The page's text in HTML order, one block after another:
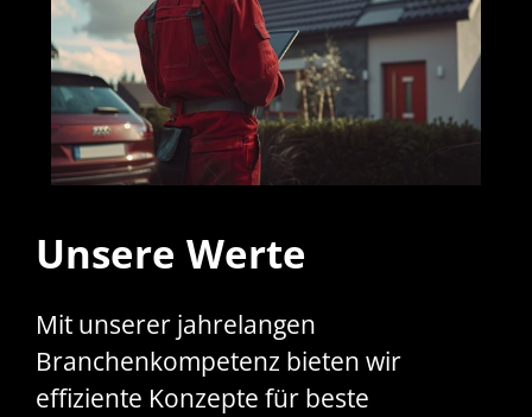
Unsere Werte
Mit unserer jahrelangen
Branchenkompetenz bieten wir
effiziente Konzepte für beste